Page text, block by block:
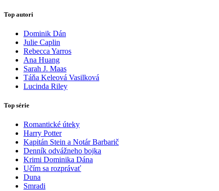
Top autori
Dominik Dán
Julie Caplin
Rebecca Yarros
Ana Huang
Sarah J. Maas
Táňa Keleová Vasilková
Lucinda Riley
Top série
Romantické úteky
Harry Potter
Kapitán Stein a Notár Barbarič
Denník odvážneho bojka
Krimi Dominika Dána
Učím sa rozprávať
Duna
Smradi